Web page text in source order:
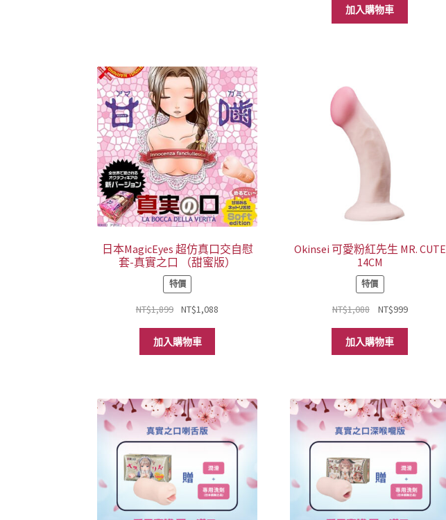
價
格：
加入購物車
日本MagicEyes 超仿真口交自慰
套-真實之口 （甜蜜版）
特價
NT$1,899
原
價
格：
NT$1,088
加入購物車
Okinsei 可愛粉紅先生 MR. CUTE
14CM
特價
NT$1,088
原
價
格：
NT$999目
格：
加入購物車